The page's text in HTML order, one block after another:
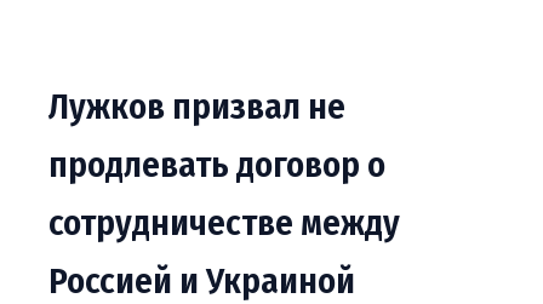
Лужков призвал не
продлевать договор о
сотрудничестве между
Россией и Украиной